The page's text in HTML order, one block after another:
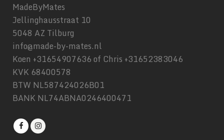
MadeByMates
Jellinghausstraat 10
5048 AZ Tilburg
info@made-by-mates.nl
Koen +31654907636 of Chris +31652383046
KVK 68400578
BTW NL587424026B01
BANK NL74ABNA0246400471